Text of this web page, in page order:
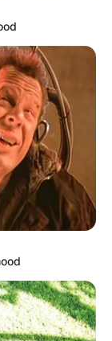
Wert auf
Schutz zu
ist gestellt und
weitläufigen
und ein
Das Safe Link
optimal
Vorteil für
für Lehrer von
geprüft und